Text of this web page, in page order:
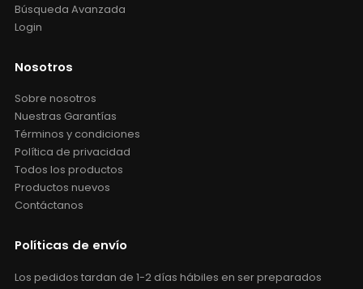
Búsqueda Avanzada
Login
Nosotros
Sobre nosotros
Nuestras Garantías
Términos y condiciones
Política de privacidad
Todos los productos
Productos nuevos
Contáctanos
Políticas de envío
Los pedidos tardan de 1-2 días hábiles en ser preparados